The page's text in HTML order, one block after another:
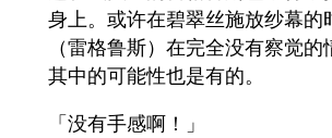
身上。或许在碧翠丝施放纱幕的
（雷格鲁斯）在完全没有察觉
其中的可能性也是有的。
「没有手感啊！」